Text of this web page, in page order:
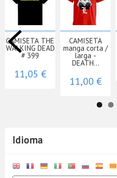
Idioma
CAMISETA THE
WALKING DEAD
# 399
11,05 €
CAMISETA
manga corta /
larga -
DEATH...
11,00 €